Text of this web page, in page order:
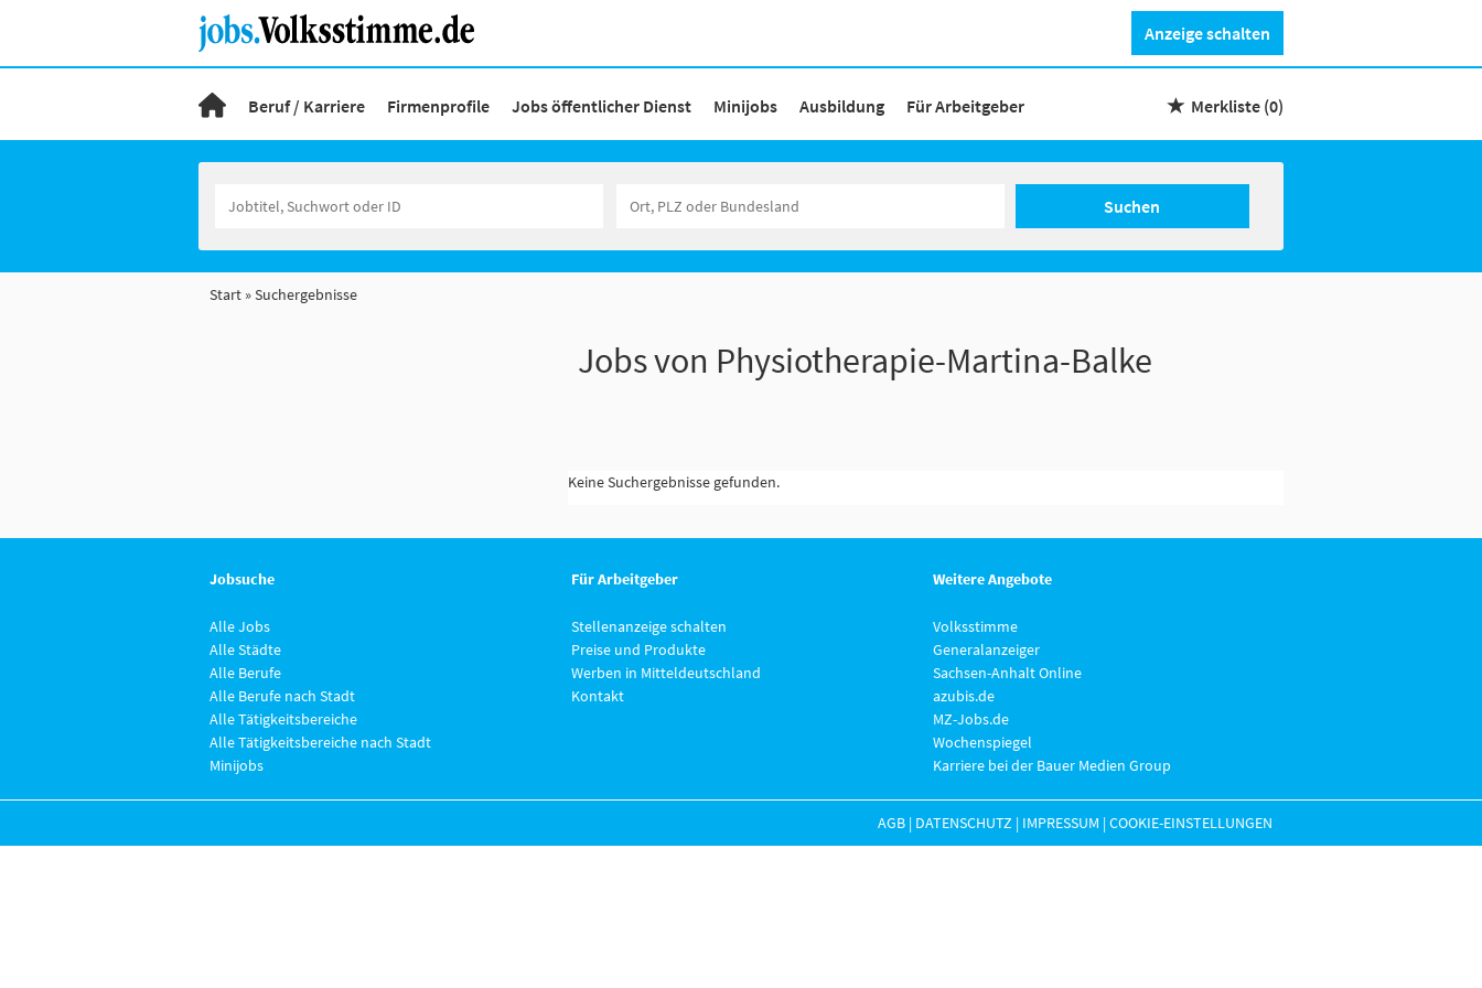
Anzeige schalten
Beruf / Karriere Firmenprofile Jobs öffentlicher Dienst Minijobs Ausbildung Für Arbeitgeber Merkliste (0)
Suchen
Start Suchergebnisse
Jobs von Physiotherapie-Martina-Balke
Keine Suchergebnisse gefunden.
Jobsuche
Alle Jobs
Alle Städte
Alle Berufe
Alle Berufe nach Stadt
Alle Tätigkeitsbereiche
Alle Tätigkeitsbereiche nach Stadt
Minijobs
Für Arbeitgeber
Stellenanzeige schalten
Preise und Produkte
Werben in Mitteldeutschland
Kontakt
Weitere Angebote
Volksstimme
Generalanzeiger
Sachsen-Anhalt Online
azubis.de
MZ-Jobs.de
Wochenspiegel
Karriere bei der Bauer Medien Group
AGB | DATENSCHUTZ | IMPRESSUM |COOKIE-EINSTELLUNGEN